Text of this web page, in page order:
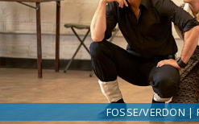
FOSSE/VERDON |